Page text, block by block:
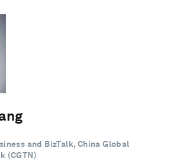
and BizTalk, China Global
(CGTN)